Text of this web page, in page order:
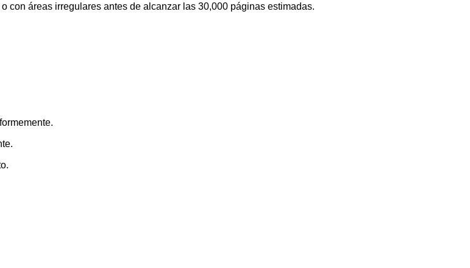
con áreas irregulares antes de alcanzar las 30,000 páginas estimadas.